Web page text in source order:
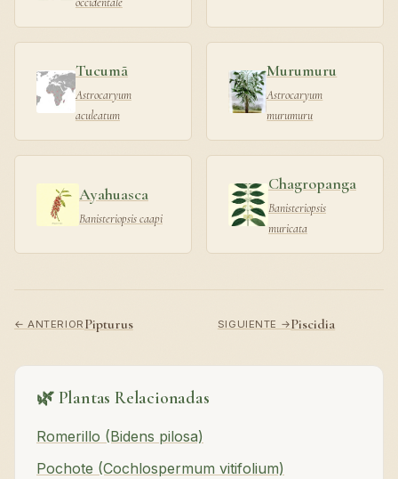
Tucumã
Astrocaryum
aculeatum
Murumuru
Astrocaryum
murumuru
Ayahuasca
Banisteriopsis caapi
Chagropanga
Banisteriopsis
muricata
← ANTERIORPipturus SIGUIENTE →Piscidia
🌿 Plantas Relacionadas
Romerillo (Bidens pilosa)
Pochote (Cochlospermum vitifolium)